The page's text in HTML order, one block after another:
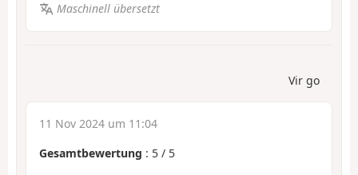
Maschinell übersetzt
Vir go
11 Nov 2024 um 11:04
Gesamtbewertung : 5 / 5